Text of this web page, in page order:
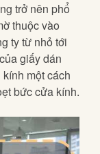
trở nên phổ
thuộc vào
ty từ nhỏ tới
giấy dán
một cách
bức cửa kính.